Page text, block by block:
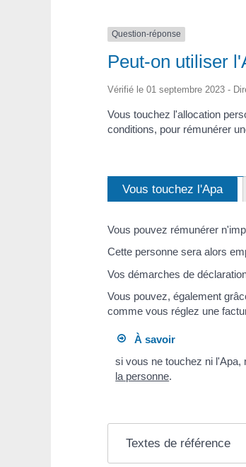
Question-réponse
Peut-on utiliser
Vérifié le 01 septembre 2023 -
Vous touchez l'allocation
conditions, pour rémunérer
Vous touchez l'Apa
Vous pouvez rémunérer
Cette personne sera alors
Vos démarches de
Vous pouvez, également
comme vous réglez une
À savoir
si vous ne touchez ni
la personne.
Textes de référence